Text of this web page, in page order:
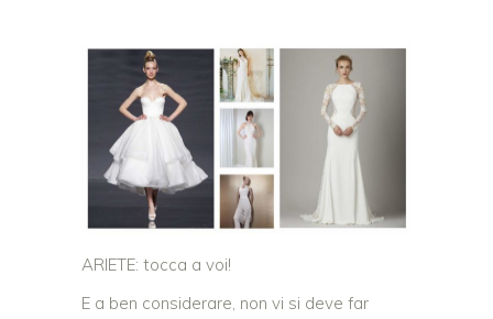
ARIETE: tocca a voi!
E a ben considerare, non vi si deve far